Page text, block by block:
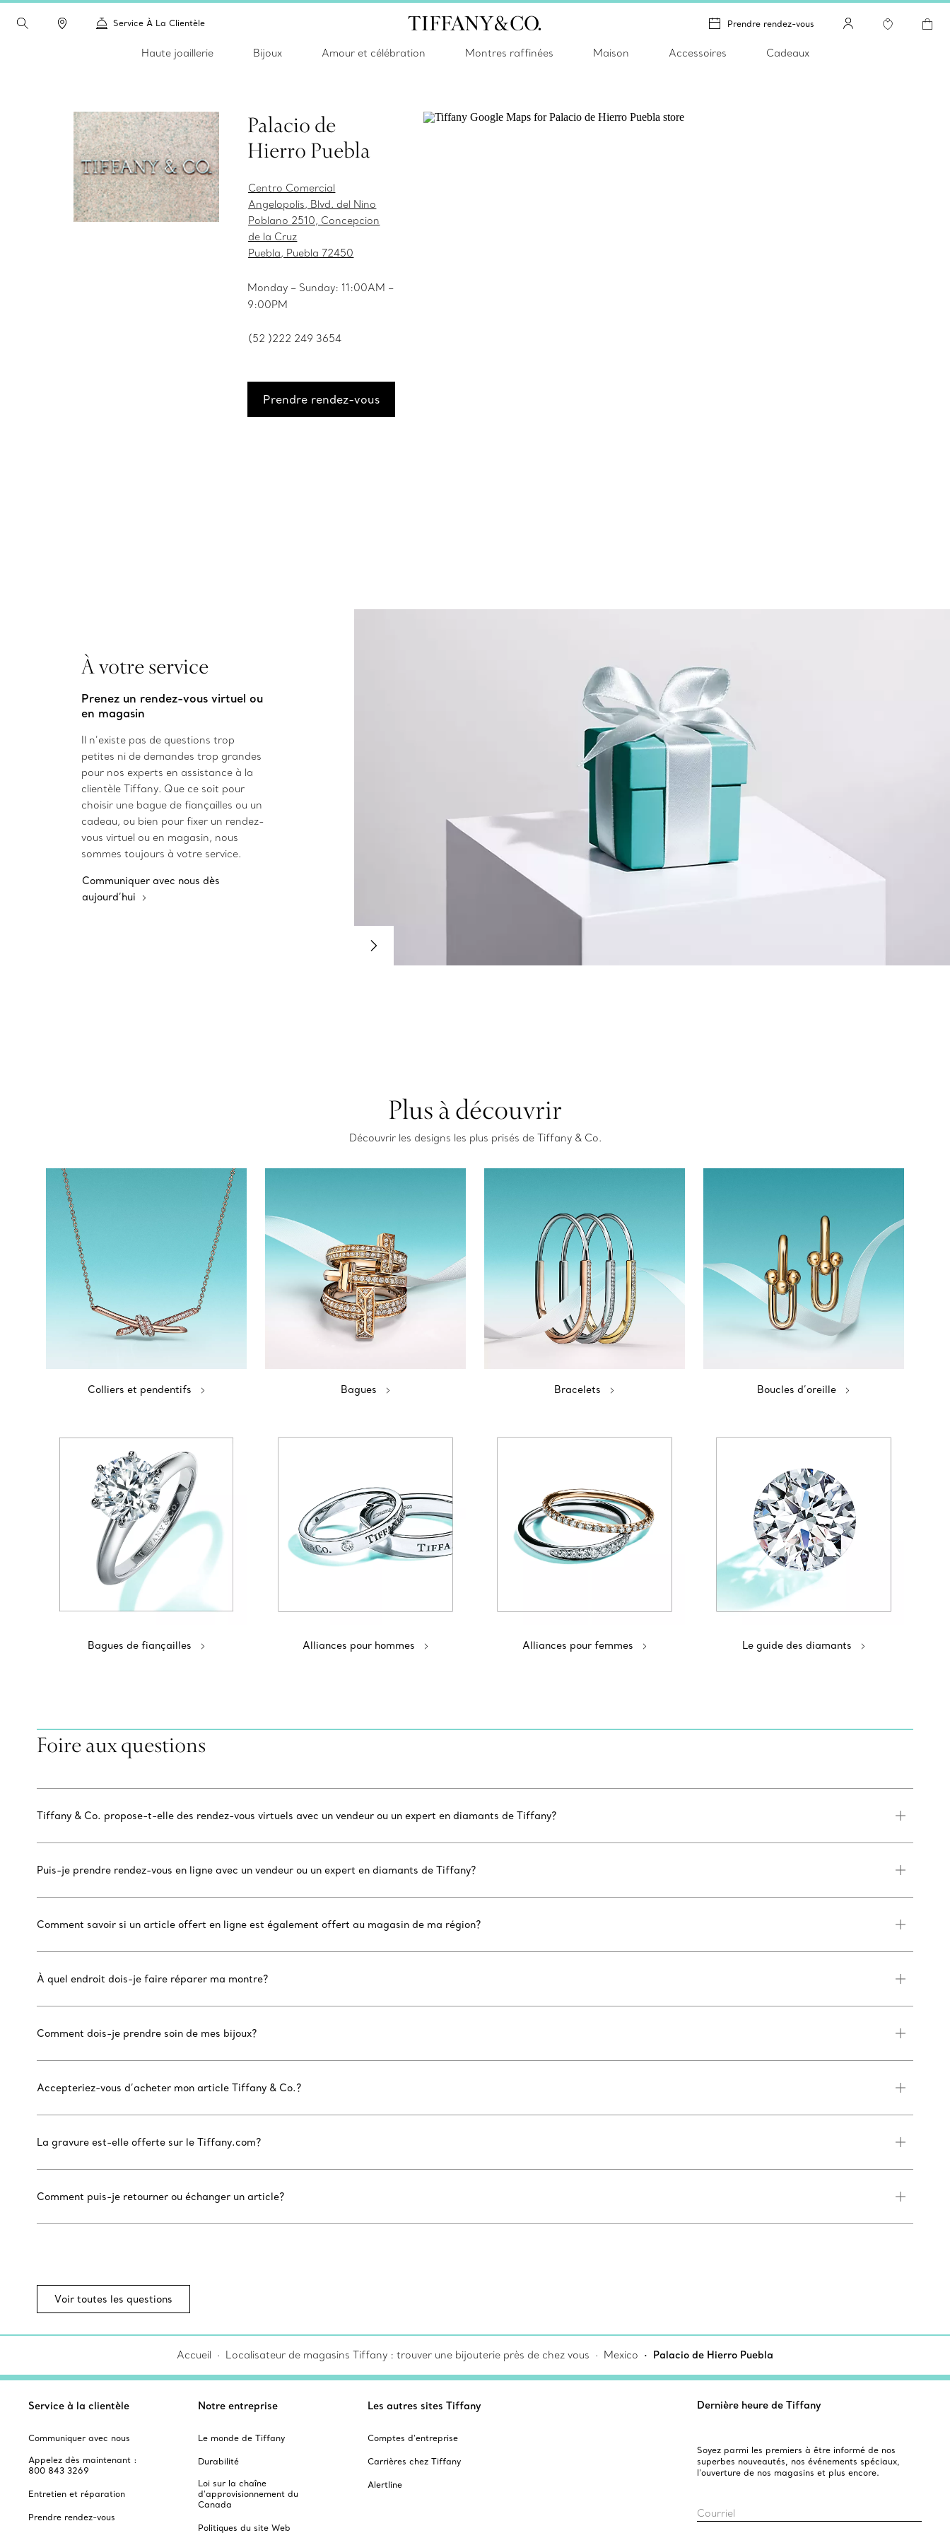
Service À La Clientèle Prendre rendez-vous
Haute joaillerie Bijoux Amour et célébration Montres raffinées Maison Accessoires Cadeaux
Palacio de
Hierro Puebla
Centro Comercial
Angelopolis, Blvd. del Nino
Poblano 2510, Concepcion
de la Cruz
Puebla, Puebla 72450
Monday – Sunday: 11:00AM –
9:00PM
(52 )222 249 3654
Prendre rendez-vous
À votre service
Prenez un rendez-vous virtuel ou
en magasin
Il n’existe pas de questions trop
petites ni de demandes trop grandes
pour nos experts en assistance à la
clientèle Tiffany. Que ce soit pour
choisir une bague de fiançailles ou un
cadeau, ou bien pour fixer un rendez-
vous virtuel ou en magasin, nous
sommes toujours à votre service.
Communiquer avec nous dès
aujourd’hui
Plus à découvrir
Découvrir les designs les plus prisés de Tiffany & Co.
Colliers et pendentifs Bagues Bracelets Boucles d’oreille
Bagues de fiançailles Alliances pour hommes Alliances pour femmes Le guide des diamants
Foire aux questions
Tiffany & Co. propose-t-elle des rendez-vous virtuels avec un vendeur ou un expert en diamants de Tiffany?
Puis-je prendre rendez-vous en ligne avec un vendeur ou un expert en diamants de Tiffany?
Comment savoir si un article offert en ligne est également offert au magasin de ma région?
À quel endroit dois-je faire réparer ma montre?
Comment dois-je prendre soin de mes bijoux?
Accepteriez-vous d’acheter mon article Tiffany & Co.?
La gravure est-elle offerte sur le Tiffany.com?
Comment puis-je retourner ou échanger un article?
Voir toutes les questions
Accueil Localisateur de magasins Tiffany : trouver une bijouterie près de chez vous Mexico Palacio de Hierro Puebla
Service à la clientèle
Communiquer avec nous
Appelez dès maintenant :
800 843 3269
Entretien et réparation
Prendre rendez-vous
Notre entreprise
Le monde de Tiffany
Durabilité
Loi sur la chaîne
d'approvisionnement du
Canada
Politiques du site Web
Les autres sites Tiffany
Comptes d’entreprise
Carrières chez Tiffany
Alertline
Dernière heure de Tiffany
Soyez parmi les premiers à être informé de nos
superbes nouveautés, nos événements spéciaux,
l’ouverture de nos magasins et plus encore.
Courriel